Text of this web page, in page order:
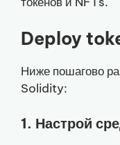
Deploy
Ниже пошагово
Solidity:
1. Настрой